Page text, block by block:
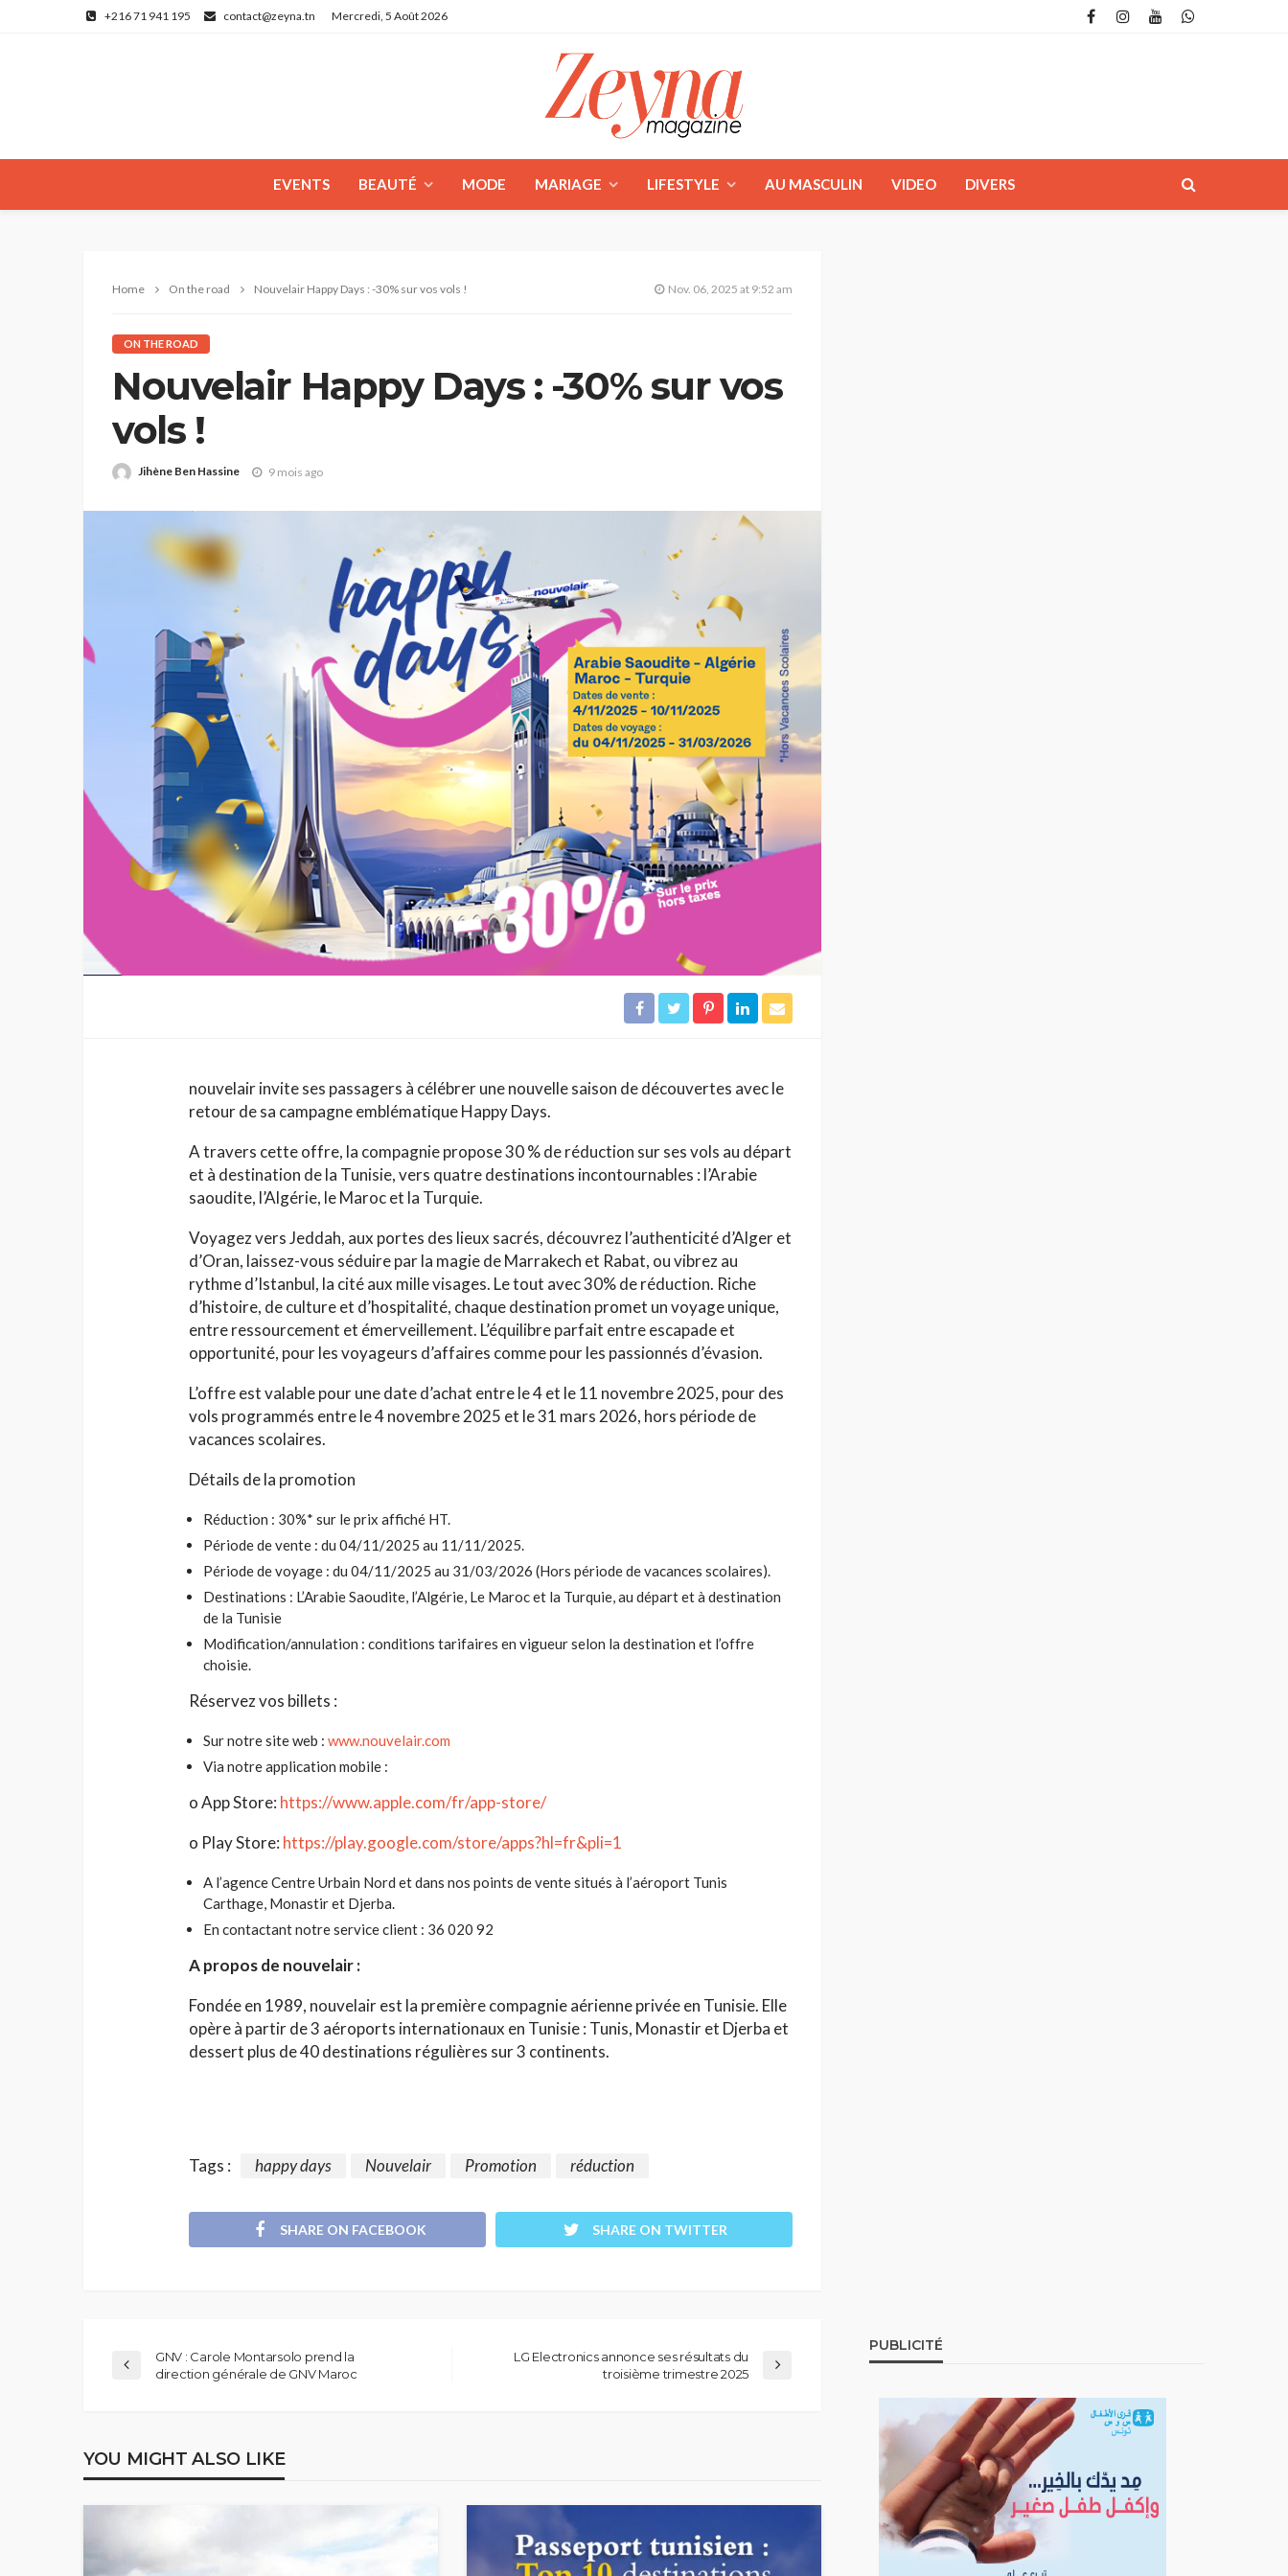
+216 71 941 195 contact@zeyna.tn Mercredi, 5 Août 2026
EVENTS BEAUTÉ MODE MARIAGE LIFESTYLE AU MASCULIN VIDEO DIVERS
Home On the road Nouvelair Happy Days : -30% sur vos vols ! Nov. 06, 2025 at 9:52 am
ON THE ROAD
Nouvelair Happy Days : -30% sur vos
vols !
Jihène Ben Hassine 9 mois ago
nouvelair invite ses passagers à célébrer une nouvelle saison de découvertes avec le
retour de sa campagne emblématique Happy Days.
A travers cette offre, la compagnie propose 30 % de réduction sur ses vols au départ
et à destination de la Tunisie, vers quatre destinations incontournables : l’Arabie
saoudite, l’Algérie, le Maroc et la Turquie.
Voyagez vers Jeddah, aux portes des lieux sacrés, découvrez l’authenticité d’Alger et
d’Oran, laissez-vous séduire par la magie de Marrakech et Rabat, ou vibrez au
rythme d’Istanbul, la cité aux mille visages. Le tout avec 30% de réduction. Riche
d’histoire, de culture et d’hospitalité, chaque destination promet un voyage unique,
entre ressourcement et émerveillement. L’équilibre parfait entre escapade et
opportunité, pour les voyageurs d’affaires comme pour les passionnés d’évasion.
L’offre est valable pour une date d’achat entre le 4 et le 11 novembre 2025, pour des
vols programmés entre le 4 novembre 2025 et le 31 mars 2026, hors période de
vacances scolaires.
Détails de la promotion
Réduction : 30%* sur le prix affiché HT.
Période de vente : du 04/11/2025 au 11/11/2025.
Période de voyage : du 04/11/2025 au 31/03/2026 (Hors période de vacances scolaires).
Destinations : L’Arabie Saoudite, l’Algérie, Le Maroc et la Turquie, au départ et à destination
de la Tunisie
Modification/annulation : conditions tarifaires en vigueur selon la destination et l’offre
choisie.
Réservez vos billets :
Sur notre site web : www.nouvelair.com
Via notre application mobile :
o App Store: https://www.apple.com/fr/app-store/
o Play Store: https://play.google.com/store/apps?hl=fr&pli=1
A l’agence Centre Urbain Nord et dans nos points de vente situés à l’aéroport Tunis
Carthage, Monastir et Djerba.
En contactant notre service client : 36 020 92
A propos de nouvelair :
Fondée en 1989, nouvelair est la première compagnie aérienne privée en Tunisie. Elle
opère à partir de 3 aéroports internationaux en Tunisie : Tunis, Monastir et Djerba et
dessert plus de 40 destinations régulières sur 3 continents.
Tags : happy days Nouvelair Promotion réduction
SHARE ON FACEBOOK SHARE ON TWITTER
GNV : Carole Montarsolo prend la
direction générale de GNV Maroc
LG Electronics annonce ses résultats du
troisième trimestre 2025
YOU MIGHT ALSO LIKE
PUBLICITÉ